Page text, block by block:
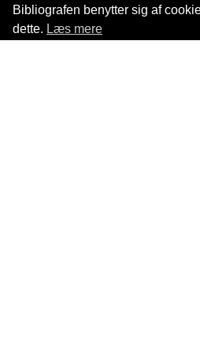
Bibliografen benytter sig af
dette. Læs mere